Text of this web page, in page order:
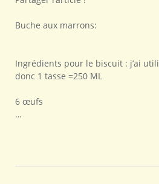
Buche aux marrons:
Ingrédients pour le biscuit : j’ai
donc 1 tasse =250 ML
6 œufs
…